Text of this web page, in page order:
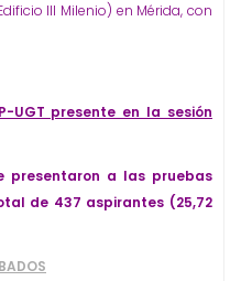
III Milenio) en Mérida, con
UGT presente en la sesión
presentaron a las pruebas
de 437 aspirantes (25,72